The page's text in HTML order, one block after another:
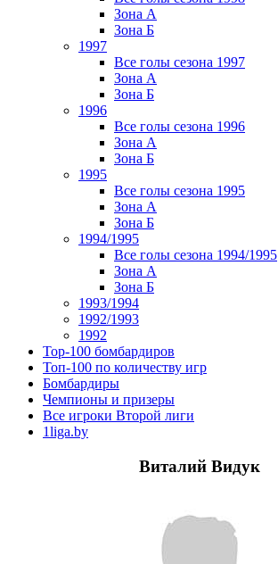
Зона А
Зона Б
1997
Все голы сезона 1997
Зона А
Зона Б
1996
Все голы сезона 1996
Зона А
Зона Б
1995
Все голы сезона 1995
Зона А
Зона Б
1994/1995
Все голы сезона 1994/1995
Зона А
Зона Б
1993/1994
1992/1993
1992
Top-100 бомбардиров
Топ-100 по количеству игр
Бомбардиры
Чемпионы и призеры
Все игроки Второй лиги
1liga.by
Виталий Видук